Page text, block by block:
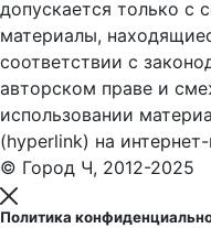
допускается только с
материалы,
соответствии с
авторском праве и
использовании
(hyperlink) на
© Город Ч, 2012-2025
Политика